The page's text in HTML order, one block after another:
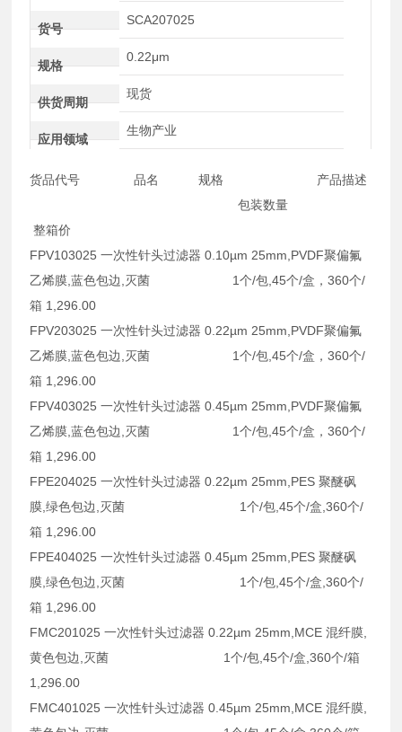
货号
SCA207025
规格
0.22μm
供货周期
现货
应用领域
生物产业
货品代号 品名 规格 产品描述
包装数量
整箱价
FPV103025 一次性针头过滤器 0.10µm 25mm,PVDF聚偏氟
乙烯膜,蓝色包边,灭菌 1个/包,45个/盒，360个/
箱 1,296.00
FPV203025 一次性针头过滤器 0.22µm 25mm,PVDF聚偏氟
乙烯膜,蓝色包边,灭菌 1个/包,45个/盒，360个/
箱 1,296.00
FPV403025 一次性针头过滤器 0.45µm 25mm,PVDF聚偏氟
乙烯膜,蓝色包边,灭菌 1个/包,45个/盒，360个/
箱 1,296.00
FPE204025 一次性针头过滤器 0.22µm 25mm,PES 聚醚砜
膜,绿色包边,灭菌 1个/包,45个/盒,360个/
箱 1,296.00
FPE404025 一次性针头过滤器 0.45µm 25mm,PES 聚醚砜
膜,绿色包边,灭菌 1个/包,45个/盒,360个/
箱 1,296.00
FMC201025 一次性针头过滤器 0.22µm 25mm,MCE 混纤膜,
黄色包边,灭菌 1个/包,45个/盒,360个/箱
1,296.00
FMC401025 一次性针头过滤器 0.45µm 25mm,MCE 混纤膜,